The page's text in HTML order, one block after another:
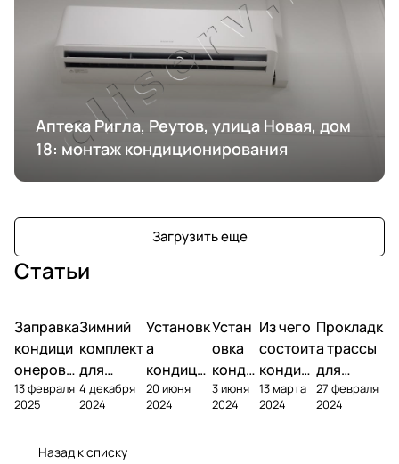
Аптека Ригла, Реутов, улица Новая, дом
18: монтаж кондиционирования
Загрузить еще
Статьи
Заправка
кондици
онеров
фреоном
13 февраля
2025
Зимний
комплект
для
кондици
онера
4 декабря
2024
Установк
а
кондици
онера на
фасаде
20 июня
2024
Устан
овка
конди
ционе
ра
3 июня
2024
Из чего
состоит
кондиц
ионер?
13 марта
2024
Прокладк
а трассы
для
кондицио
нера
27 февраля
2024
Назад к списку